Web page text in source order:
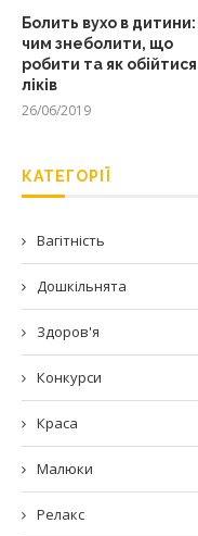
Болить вухо в дитини:
чим знеболити, що
робити та як
ліків
26/06/2019
КАТЕГОРІЇ
Вагітність
Дошкільнята
Здоров'я
Конкурси
Краса
Малюки
Релакс